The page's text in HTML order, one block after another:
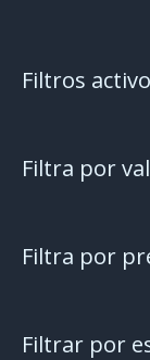
Filtros
Filtra por
Filtra por
Filtrar por